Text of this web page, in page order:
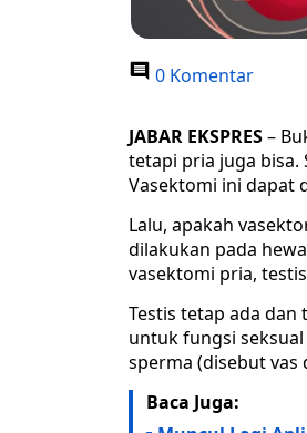
0 Komentar
JABAR EKSPRES–
tetapi pria juga
Vasektomi ini dapat
Lalu, apakah
dilakukan pada
vasektomi pria,
Testis tetap ada
untuk fungsi
sperma (disebut vas
Baca Juga: